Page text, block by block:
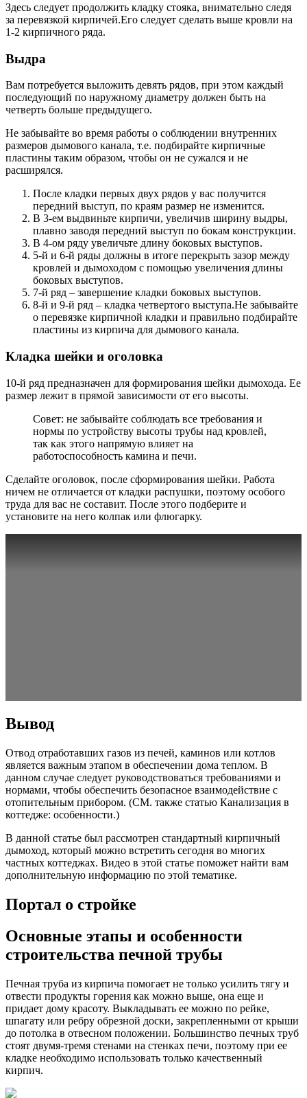
Здесь следует продолжить кладку стояка, внимательно следя
за перевязкой кирпичей.Его следует сделать выше кровли на
1-2 кирпичного ряда.
Выдра
Вам потребуется выложить девять рядов, при этом каждый
последующий по наружному диаметру должен быть на
четверть больше предыдущего.
Не забывайте во время работы о соблюдении внутренних
размеров дымового канала, т.е. подбирайте кирпичные
пластины таким образом, чтобы он не сужался и не
расширялся.
После кладки первых двух рядов у вас получится
передний выступ, по краям размер не изменится.
В 3-ем выдвиньте кирпичи, увеличив ширину выдры,
плавно заводя передний выступ по бокам конструкции.
В 4-ом ряду увеличьте длину боковых выступов.
5-й и 6-й ряды должны в итоге перекрыть зазор между
кровлей и дымоходом с помощью увеличения длины
боковых выступов.
7-й ряд – завершение кладки боковых выступов.
8-й и 9-й ряд – кладка четвертого выступа.Не забывайте
о перевязке кирпичной кладки и правильно подбирайте
пластины из кирпича для дымового канала.
Кладка шейки и оголовка
10-й ряд предназначен для формирования шейки дымохода. Ее
размер лежит в прямой зависимости от его высоты.
Совет: не забывайте соблюдать все требования и
нормы по устройству высоты трубы над кровлей,
так как этого напрямую влияет на
работоспособность камина и печи.
Сделайте оголовок, после сформирования шейки. Работа
ничем не отличается от кладки распушки, поэтому особого
труда для вас не составит. После этого подберите и
установите на него колпак или флюгарку.
Вывод
Отвод отработавших газов из печей, каминов или котлов
является важным этапом в обеспечении дома теплом. В
данном случае следует руководствоваться требованиями и
нормами, чтобы обеспечить безопасное взаимодействие с
отопительным прибором. (СМ. также статью Канализация в
коттедже: особенности.)
В данной статье был рассмотрен стандартный кирпичный
дымоход, который можно встретить сегодня во многих
частных коттеджах. Видео в этой статье поможет найти вам
дополнительную информацию по этой тематике.
Портал о стройке
Основные этапы и особенности
строительства печной трубы
Печная труба из кирпича помогает не только усилить тягу и
отвести продукты горения как можно выше, она еще и
придает дому красоту. Выкладывать ее можно по рейке,
шпагату или ребру обрезной доски, закрепленными от крыши
до потолка в отвесном положении. Большинство печных труб
стоят двумя-тремя стенами на стенках печи, поэтому при ее
кладке необходимо использовать только качественный
кирпич.